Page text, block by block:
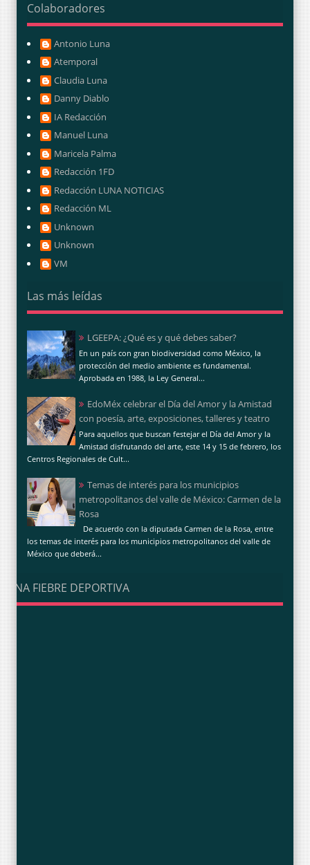
Colaboradores
Antonio Luna
Atemporal
Claudia Luna
Danny Diablo
IA Redacción
Manuel Luna
Maricela Palma
Redacción 1FD
Redacción LUNA NOTICIAS
Redacción ML
Unknown
Unknown
VM
Las más leídas
LGEEPA: ¿Qué es y qué debes saber?
En un país con gran biodiversidad como México, la
protección del medio ambiente es fundamental.
Aprobada en 1988, la Ley General...
EdoMéx celebrar el Día del Amor y la Amistad
con poesía, arte, exposiciones, talleres y teatro
Para aquellos que buscan festejar el Día del Amor y la
Amistad disfrutando del arte, este 14 y 15 de febrero, los
Centros Regionales de Cult...
Temas de interés para los municipios
metropolitanos del valle de México: Carmen de la
Rosa
De acuerdo con la diputada Carmen de la Rosa, entre
los temas de interés para los municipios metropolitanos del valle de
México que deberá...
UNA FIEBRE DEPORTIVA